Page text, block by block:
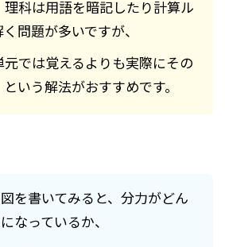
理科は用語を暗記したり計算ル
問題が多いですが、
では覚えるよりも実際にその
いう解法がおすすめです。
を書いてみると、分力がどん
なっているか、